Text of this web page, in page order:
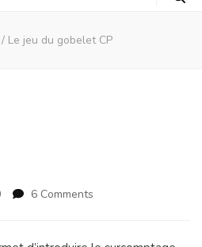
/ Le jeu du gobelet CP
6 Comments
du